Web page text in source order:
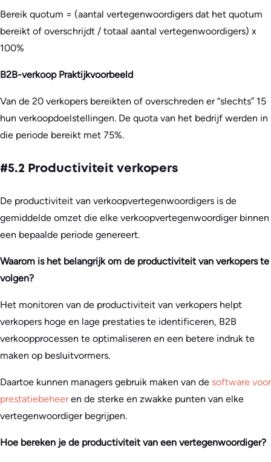
Bereik quotum = (aantal vertegenwoordigers dat het quotum
bereikt of overschrijdt / totaal aantal vertegenwoordigers) x
100%
B2B-verkoop Praktijkvoorbeeld
Van de 20 verkopers bereikten of overschreden er “slechts” 15
hun verkoopdoelstellingen. De quota van het bedrijf werden in
die periode bereikt met 75%.
#5.2 Productiviteit verkopers
De productiviteit van verkoopvertegenwoordigers is de
gemiddelde omzet die elke verkoopvertegenwoordiger binnen
een bepaalde periode genereert.
Waarom is het belangrijk om de productiviteit van verkopers te
volgen?
Het monitoren van de productiviteit van verkopers helpt
verkopers hoge en lage prestaties te identificeren, B2B
verkoopprocessen te optimaliseren en een betere indruk te
maken op besluitvormers.
Daartoe kunnen managers gebruik maken van de software voor
prestatiebeheeren de sterke en zwakke punten van elke
vertegenwoordiger begrijpen.
Hoe bereken je de productiviteit van een vertegenwoordiger?